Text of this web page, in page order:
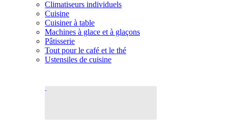
Climatiseurs individuels
Cuisine
Cuisiner à table
Machines à glace et à glaçons
Pâtisserie
Tout pour le café et le thé
Ustensiles de cuisine